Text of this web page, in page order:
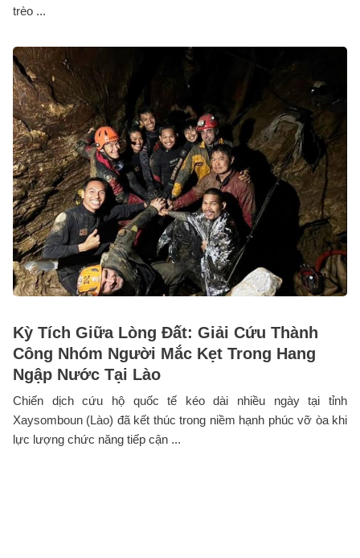
trèo ...
Kỳ Tích Giữa Lòng Đất: Giải Cứu Thành
Công Nhóm Người Mắc Kẹt Trong Hang
Ngập Nước Tại Lào
Chiến dịch cứu hộ quốc tế kéo dài nhiều ngày tại tỉnh
Xaysomboun (Lào) đã kết thúc trong niềm hạnh phúc vỡ òa khi
lực lượng chức năng tiếp cận ...